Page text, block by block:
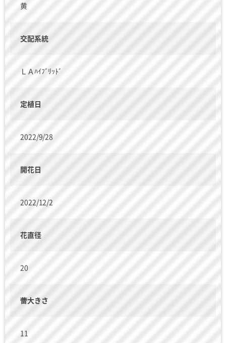
黄
交配系統
ＬＡﾊｲﾌﾞﾘｯﾄﾞ
定植日
2022/9/28
開花日
2022/12/2
花直径
20
蕾大きさ
11